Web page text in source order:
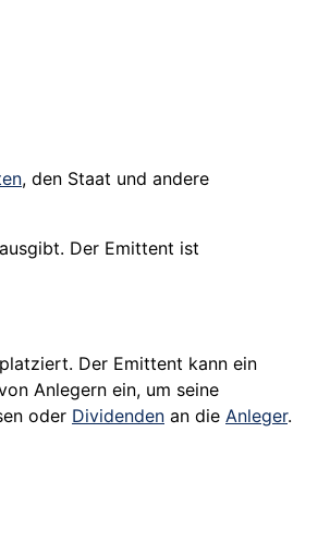
, den Staat und andere
Der Emittent ist
platziert. Der Emittent kann ein
Anlegern ein, um seine
oder Dividenden an die Anleger.